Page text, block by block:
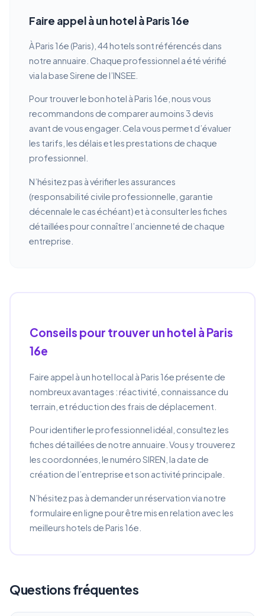
Faire appel à un hotel à Paris 16e
À Paris 16e (Paris), 44 hotels sont référencés dans
notre annuaire. Chaque professionnel a été vérifié
via la base Sirene de l’INSEE.
Pour trouver le bon hotel à Paris 16e, nous vous
recommandons de comparer au moins 3 devis
avant de vous engager. Cela vous permet d’évaluer
les tarifs, les délais et les prestations de chaque
professionnel.
N’hésitez pas à vérifier les assurances
(responsabilité civile professionnelle, garantie
décennale le cas échéant) et à consulter les fiches
détaillées pour connaître l’ancienneté de chaque
entreprise.
Conseils pour trouver un hotel à Paris
16e
Faire appel à un hotel local à Paris 16e présente de
nombreux avantages : réactivité, connaissance du
terrain, et réduction des frais de déplacement.
Pour identifier le professionnel idéal, consultez les
fiches détaillées de notre annuaire. Vous y trouverez
les coordonnées, le numéro SIREN, la date de
création de l’entreprise et son activité principale.
N’hésitez pas à demander un réservation via notre
formulaire en ligne pour être mis en relation avec les
meilleurs hotels de Paris 16e.
Questions fréquentes